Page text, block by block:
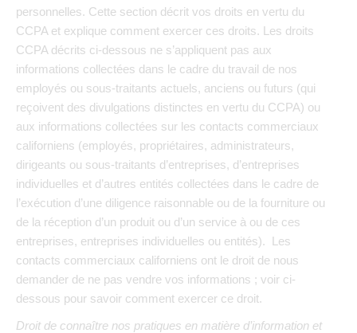
personnelles. Cette section décrit vos droits en vertu du
CCPA et explique comment exercer ces droits. Les droits
CCPA décrits ci-dessous ne s’appliquent pas aux
informations collectées dans le cadre du travail de nos
employés ou sous-traitants actuels, anciens ou futurs (qui
reçoivent des divulgations distinctes en vertu du CCPA) ou
aux informations collectées sur les contacts commerciaux
californiens (employés, propriétaires, administrateurs,
dirigeants ou sous-traitants d’entreprises, d’entreprises
individuelles et d’autres entités collectées dans le cadre de
l’exécution d’une diligence raisonnable ou de la fourniture ou
de la réception d’un produit ou d’un service à ou de ces
entreprises, entreprises individuelles ou entités). Les
contacts commerciaux californiens ont le droit de nous
demander de ne pas vendre vos informations ; voir ci-
dessous pour savoir comment exercer ce droit.
Droit de connaître nos pratiques en matière d’information et